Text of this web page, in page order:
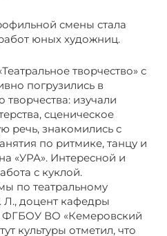
смены стала
юных художниц.
творчество» с
погрузились в
творчества: изучали
сценическое
речь, знакомились с
по ритмике, танцу и
«УРА». Интересной и
с куклой.
по театральному
Л., доцент кафедры
ФГБОУ ВО «Кемеровский
культуры отметил, что